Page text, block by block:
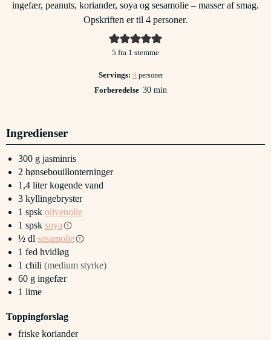
ingefær, peanuts, koriander, soya og sesamolie – masser af smag.
Opskriften er til 4 personer.
5 fra 1 stemme
Servings: 4 personer
Forberedelse 30minutter
min
Ingredienser
300 g jasminris
2 hønsebouillonterninger
1,4 liter kogende vand
3 kyllingebryster
1 spsk olivenolie
1 spsk soya
½ dl sesamolie
1 fed hvidløg
1 chili (medium styrke)
60 g ingefær
1 lime
Toppingforslag
friske koriander